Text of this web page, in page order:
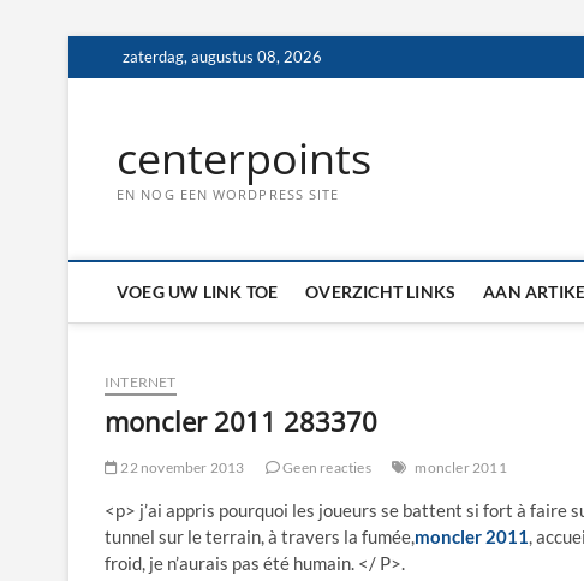
naar
zaterdag, augustus 08, 2026
centerpoints
EN NOG EEN WORDPRESS SITE
VOEG UW LINK TOE OVERZICHT LINKS AAN
INTERNET
moncler 2011 283370
22 november 2013 Geen reacties moncler 2011
<p> j’ai appris pourquoi les joueurs se battent si fort à faire
tunnel sur le terrain, à travers la fumée,moncler 2011,
froid, je n’aurais pas été humain. </ P>.